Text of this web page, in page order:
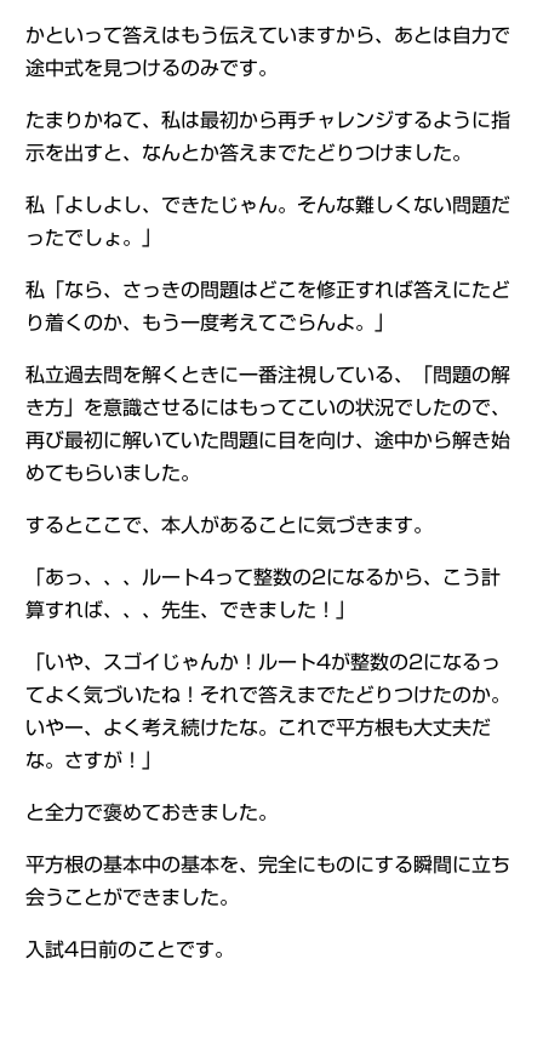
かといって答えはもう伝えていますから、あとは自力で
途中式を見つけるのみです。
たまりかねて、私は最初から再チャレンジするように指
示を出すと、なんとか答えまでたどりつけました。
私「よしよし、できたじゃん。そんな難しくない問題だ
ったでしょ。」
私「なら、さっきの問題はどこを修正すれば答えにたど
り着くのか、もう一度考えてごらんよ。」
私立過去問を解くときに一番注視している、「問題の解
き方」を意識させるにはもってこいの状況でしたので、
再び最初に解いていた問題に目を向け、途中から解き始
めてもらいました。
するとここで、本人があることに気づきます。
「あっ、、、ルート4って整数の2になるから、こう計
算すれば、、、先生、できました！」
「いや、スゴイじゃんか！ルート4が整数の2になるっ
てよく気づいたね！それで答えまでたどりつけたのか。
いやー、よく考え続けたな。これで平方根も大丈夫だ
な。さすが！」
と全力で褒めておきました。
平方根の基本中の基本を、完全にものにする瞬間に立ち
会うことができました。
入試4日前のことです。